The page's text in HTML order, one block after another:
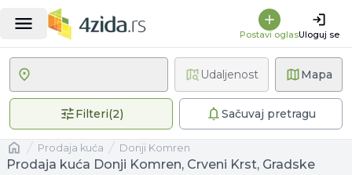
Postavi oglasUloguj se
Mapa
Filteri(2)2 primenjena filteraSačuvaj pretragu
Udaljenost
Naslovnaprodaja kuća Donji Komren
Prodaja kuća Donji Komren, Crveni Krst, Gradske